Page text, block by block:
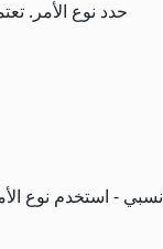
نسبي - استخدم نوع